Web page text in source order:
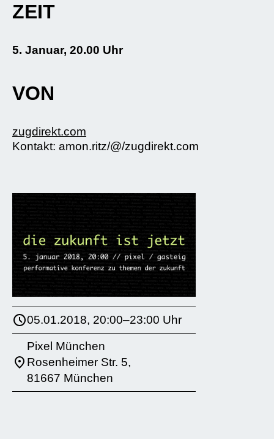
ZEIT
5. Januar, 20.00 Uhr
VON
zugdirekt.com
Kontakt: amon.ritz/@/zugdirekt.com
05.01.2018, 20:00–23:00 Uhr
Pixel München
Rosenheimer Str. 5,
81667 München